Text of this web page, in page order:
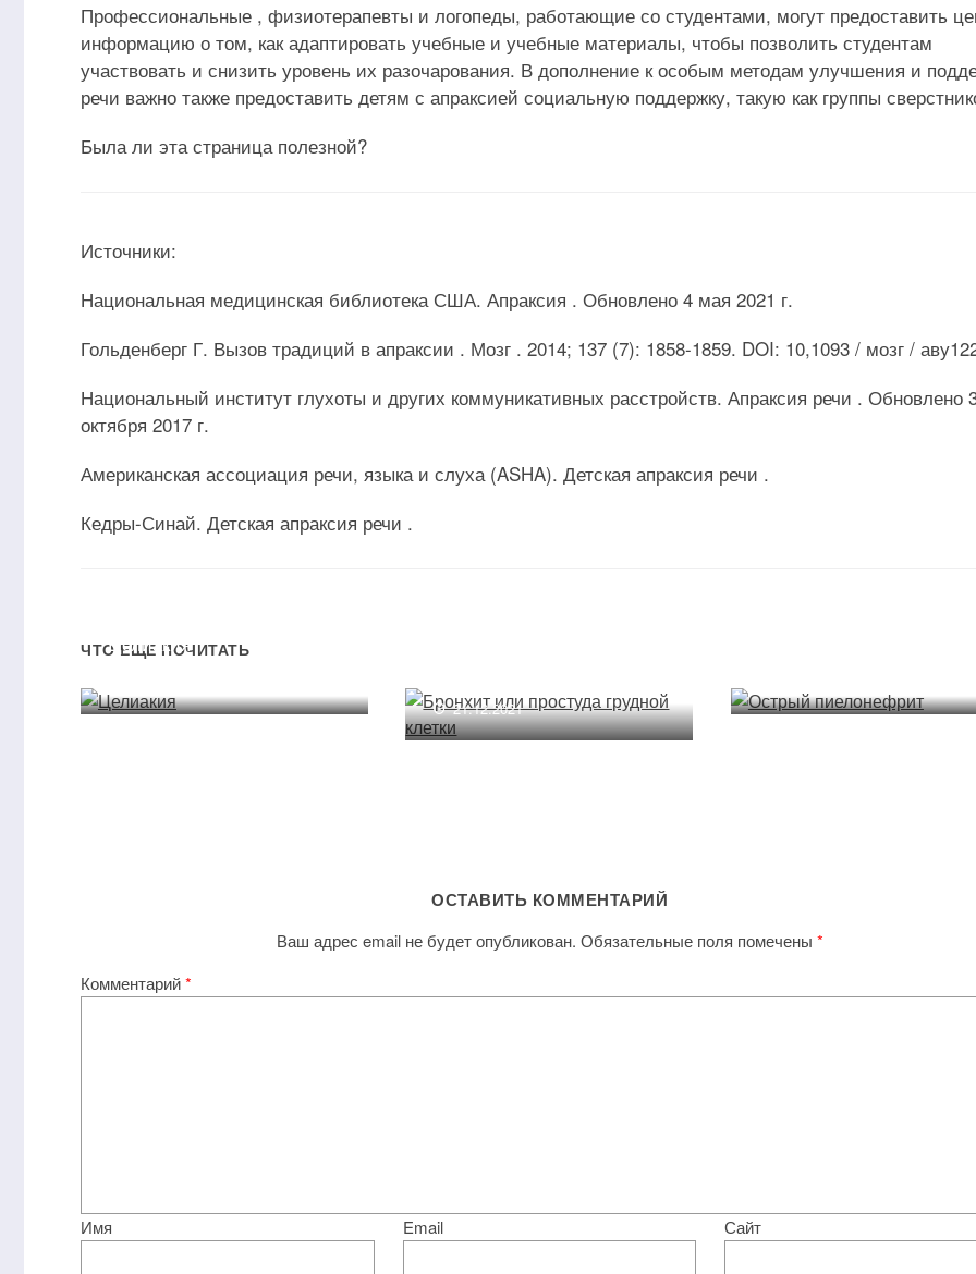
Профессиональные , физиотерапевты и логопеды, работающие со студентами, могут предоставить
информацию о том, как адаптировать учебные и учебные материалы, чтобы позволить студентам
участвовать и снизить уровень их разочарования. В дополнение к особым методам улучшения и
речи важно также предоставить детям с апраксией социальную поддержку, такую ​​как группы
Была ли эта страница полезной?
Источники:
Национальная медицинская библиотека США. Апраксия . Обновлено 4 мая 2021 г.
Гольденберг Г. Вызов традиций в апраксии . Мозг . 2014; 137 (7): 1858-1859. DOI: 10,1093 / мозг /
Национальный институт глухоты и других коммуникативных расстройств. Апраксия речи . Обновлено
октября 2017 г.
Американская ассоциация речи, языка и слуха (ASHA). Детская апраксия речи .
Кедры-Синай. Детская апраксия речи .
ЧТО ЕЩЕ ПОЧИТАТЬ
Целиакия
21.12.2021
ОСТАВИТЬ КОММЕНТАРИЙ
Ваш адрес email не будет опубликован. Обязательные поля помечены *
Комментарий*
Имя Email Сайт